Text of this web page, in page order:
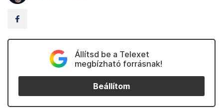
Állítsd be a Telexet
megbízható forrásnak!
Beállítom